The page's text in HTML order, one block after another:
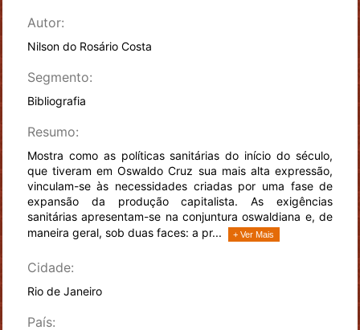
Autor:
Nilson do Rosário Costa
Segmento:
Bibliografia
Resumo:
Mostra como as políticas sanitárias do início do século,
que tiveram em Oswaldo Cruz sua mais alta expressão,
vinculam-se às necessidades criadas por uma fase de
expansão da produção capitalista. As exigências
sanitárias apresentam-se na conjuntura oswaldiana e, de
maneira geral, sob duas faces: a pr...
+ Ver Mais
Cidade:
Rio de Janeiro
País: